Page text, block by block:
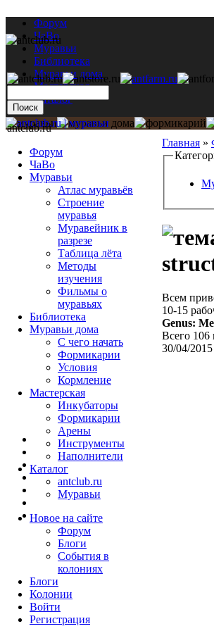
Форум
ЧаВо
Муравьи
Библиотека
Муравьи дома
Мастерская
Каталог
Главная »
Всем
10-15
Genus:
Всего 106
30/04/
antclub.ru
Форум
ЧаВо
Муравьи
Атлас муравьёв
Строение
муравья
Муравейник в
разрезе
Таблица лёта
Методы
изучения
Фильмы о
муравьях
Библиотека
Муравьи дома
С чего начать
Формикарии
Условия
Кормление
Мастерская
Инкубаторы
Формикарии
Арены
Инструменты
Наполнители
Каталог
antclub.ru
Муравьи
Новое на сайте
Форум
Блоги
События в
колониях
Блоги
Колонии
Войти
Peгиcтpaция